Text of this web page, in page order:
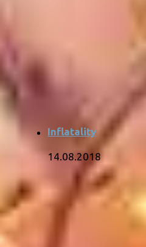
Inflatality
14.08.2018